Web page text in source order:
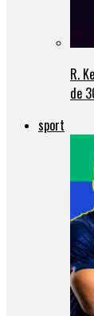
R.
de
sport